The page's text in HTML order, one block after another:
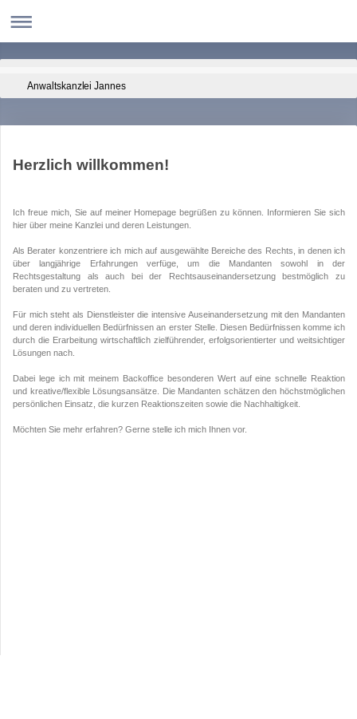
Anwaltskanzlei Jannes
Herzlich willkommen!
Ich freue mich, Sie auf meiner Homepage begrüßen zu können. Informieren Sie sich
hier über meine Kanzlei und deren Leistungen.
Als Berater konzentriere ich mich auf ausgewählte Bereiche des Rechts, in denen ich
über langjährige Erfahrungen verfüge, um die Mandanten sowohl in der
Rechtsgestaltung als auch bei der Rechtsauseinandersetzung bestmöglich zu
beraten und zu vertreten.
Für mich steht als Dienstleister die intensive Auseinandersetzung mit den Mandanten
und deren individuellen Bedürfnissen an erster Stelle. Diesen Bedürfnissen komme ich
durch die Erarbeitung wirtschaftlich zielführender, erfolgsorientierter und weitsichtiger
Lösungen nach.
Dabei lege ich mit meinem Backoffice besonderen Wert auf eine schnelle Reaktion
und kreative/flexible Lösungsansätze. Die Mandanten schätzen den höchstmöglichen
persönlichen Einsatz, die kurzen Reaktionszeiten sowie die Nachhaltigkeit.
Möchten Sie mehr erfahren? Gerne stelle ich mich Ihnen vor.